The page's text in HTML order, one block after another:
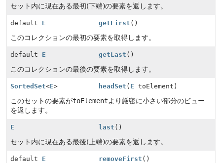
セット内に現在ある最初(下端)の要素を返します。
default E getFirst ()
このコレクションの最初の要素を取得します。
default E getLast ()
このコレクションの最後の要素を取得します。
SortedSet<E> headSet ( E toElement)
このセットの要素がtoElementより厳密に小さい部分のビュー
を返します。
E last ()
セット内に現在ある最後(上端)の要素を返します。
default E removeFirst ()